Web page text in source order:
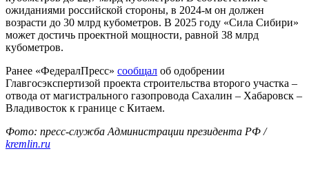
ожиданиями российской стороны, в 2024-м он должен
возрасти до 30 млрд кубометров. В 2025 году «Сила Сибири»
может достичь проектной мощности, равной 38 млрд
кубометров.
Ранее «ФедералПресс» сообщал об одобрении
Главгосэкспертизой проекта строительства второго участка –
отвода от магистрального газопровода Сахалин – Хабаровск –
Владивосток к границе с Китаем.
Фото: пресс-служба Администрации президента РФ /
kremlin.ru